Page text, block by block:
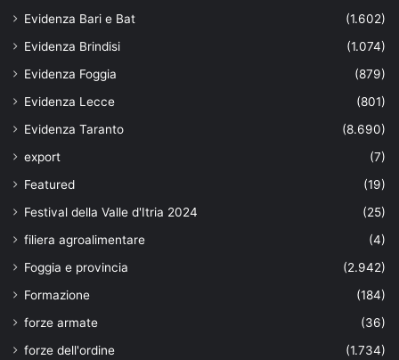
Evidenza Bari e Bat
(1.602)
Evidenza Brindisi
(1.074)
Evidenza Foggia
(879)
Evidenza Lecce
(801)
Evidenza Taranto
(8.690)
export
(7)
Featured
(19)
Festival della Valle d'Itria 2024
(25)
filiera agroalimentare
(4)
Foggia e provincia
(2.942)
Formazione
(184)
forze armate
(36)
forze dell'ordine
(1.734)